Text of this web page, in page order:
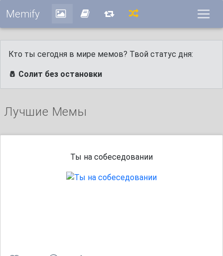
Memify
Кто ты сегодня в мире мемов? Твой статус дня:
🧂 Солит без остановки
Лучшие Мемы
Ты на собеседовании